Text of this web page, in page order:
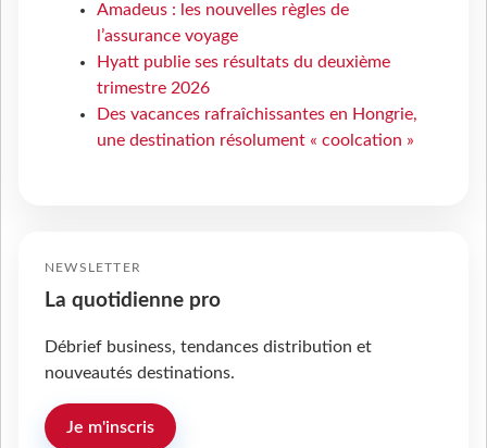
Amadeus : les nouvelles règles de
l’assurance voyage
Hyatt publie ses résultats du deuxième
trimestre 2026
Des vacances rafraîchissantes en Hongrie,
une destination résolument « coolcation »
NEWSLETTER
La quotidienne pro
Débrief business, tendances distribution et
nouveautés destinations.
Je m'inscris